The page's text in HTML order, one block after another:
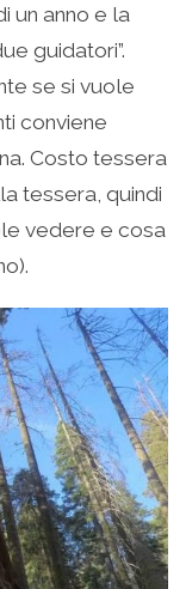
un anno e la
guidatori”.
se si vuole
conviene
Costo tessera
tessera, quindi
vedere e cosa